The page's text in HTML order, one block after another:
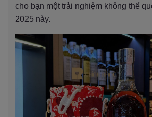
cho bạn một trải nghiệm không thể
2025 này.